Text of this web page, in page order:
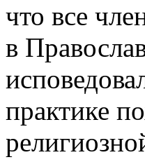
что все
в
практике